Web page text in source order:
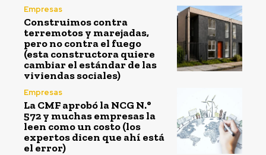
Empresas
Construimos contra
terremotos y marejadas,
pero no contra el fuego
(esta constructora quiere
cambiar el estándar de las
viviendas sociales)
Empresas
La CMF aprobó la NCG N.°
572 y muchas empresas la
leen como un costo (los
expertos dicen que ahí está
el error)